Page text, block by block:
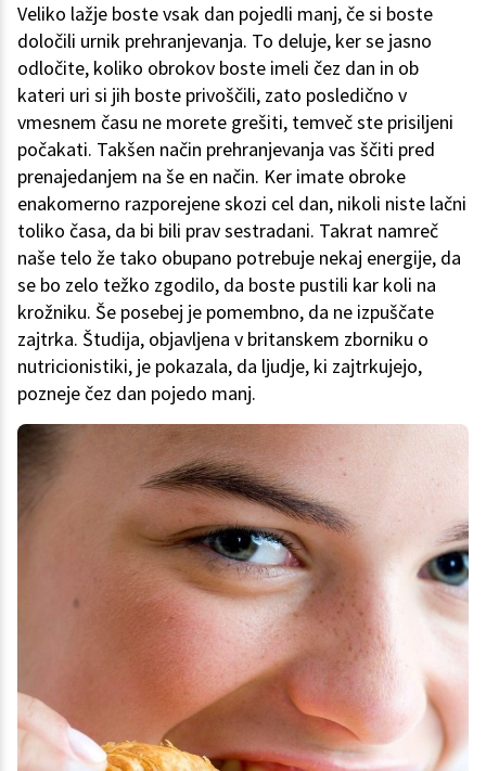
Veliko lažje boste vsak dan pojedli manj, če si boste
določili urnik prehranjevanja. To deluje, ker se jasno
odločite, koliko obrokov boste imeli čez dan in ob
kateri uri si jih boste privoščili, zato posledično v
vmesnem času ne morete grešiti, temveč ste prisiljeni
počakati. Takšen način prehranjevanja vas ščiti pred
prenajedanjem na še en način. Ker imate obroke
enakomerno razporejene skozi cel dan, nikoli niste lačni
toliko časa, da bi bili prav sestradani. Takrat namreč
naše telo že tako obupano potrebuje nekaj energije, da
se bo zelo težko zgodilo, da boste pustili kar koli na
krožniku. Še posebej je pomembno, da ne izpuščate
zajtrka. Študija, objavljena v britanskem zborniku o
nutricionistiki, je pokazala, da ljudje, ki zajtrkujejo,
pozneje čez dan pojedo manj.